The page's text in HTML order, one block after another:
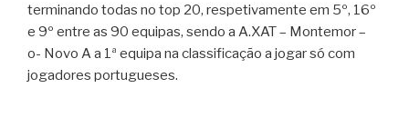
terminando todas no top 20, respetivamente em 5º, 16º
e 9º entre as 90 equipas, sendo a A.XAT – Montemor –
o- Novo A a 1ª equipa na classificação a jogar só com
jogadores portugueses.